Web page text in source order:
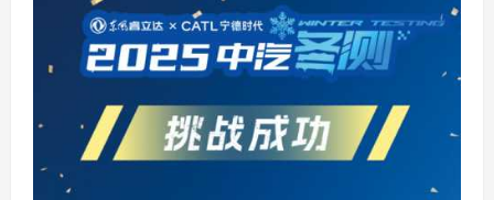
护
航：
东
风
睿
达
通
寒